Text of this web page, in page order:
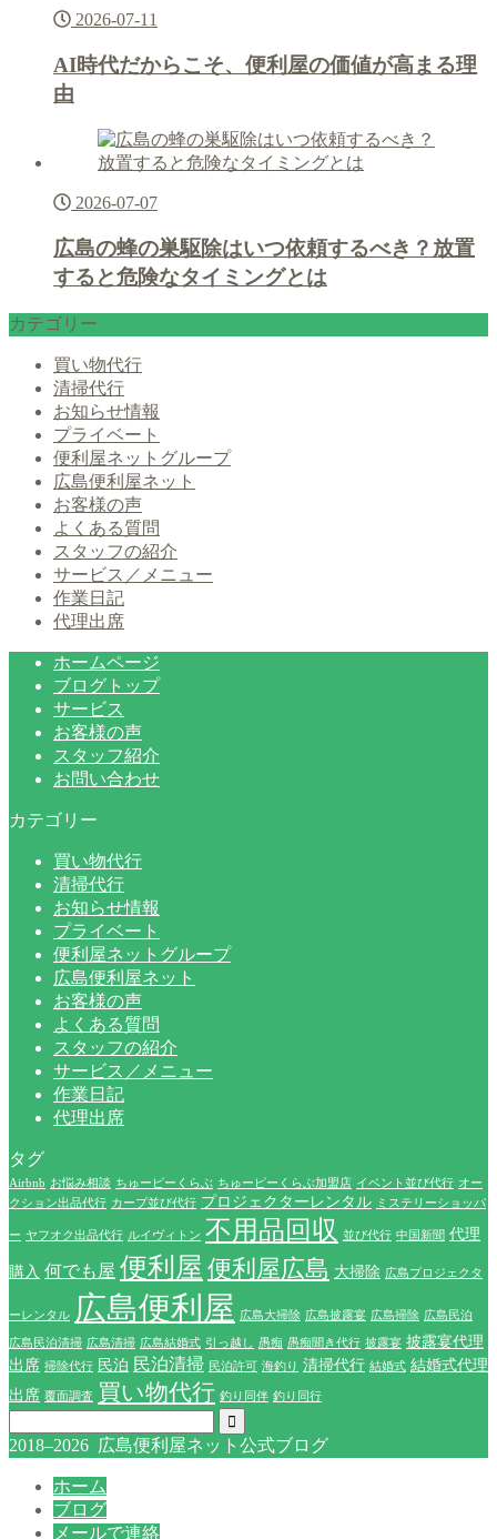
2026-07-11
AI時代だからこそ、便利屋の価値が高まる理
由
2026-07-07
広島の蜂の巣駆除はいつ依頼するべき？放置
すると危険なタイミングとは
カテゴリー
買い物代行
清掃代行
お知らせ情報
プライベート
便利屋ネットグループ
広島便利屋ネット
お客様の声
よくある質問
スタッフの紹介
サービス／メニュー
作業日記
代理出席
ホームページ
ブログトップ
サービス
お客様の声
スタッフ紹介
お問い合わせ
カテゴリー
買い物代行
清掃代行
お知らせ情報
プライベート
便利屋ネットグループ
広島便利屋ネット
お客様の声
よくある質問
スタッフの紹介
サービス／メニュー
作業日記
代理出席
タグ
Airbnb お悩み相談 ちゅーピーくらぶ ちゅーピーくらぶ加盟店 イベント並び代行 オー
クション出品代行 カープ並び代行 プロジェクターレンタル ミステリーショッパ
ー ヤフオク出品代行 ルイヴィトン 不用品回収 並び代行 中国新聞 代理
購入 何でも屋 便利屋 便利屋広島 大掃除 広島プロジェクタ
ーレンタル 広島便利屋 広島大掃除 広島披露宴 広島掃除 広島民泊
広島民泊清掃 広島清掃 広島結婚式 引っ越し 愚痴 愚痴聞き代行 披露宴 披露宴代理
出席 掃除代行 民泊 民泊清掃 民泊許可 海釣り 清掃代行 結婚式 結婚式代理
出席 覆面調査 買い物代行 釣り同伴 釣り同行
2018–2026 広島便利屋ネット公式ブログ
ホーム
ブログ
メールで連絡